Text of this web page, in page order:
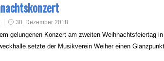
30. Dezember 2018
gelungenen Konzert am zweiten Weihnachtsfeiertag
setzte der Musikverein Weiher einen